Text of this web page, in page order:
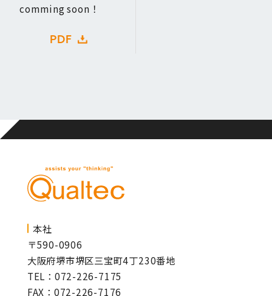
comming soon！
PDF
本社
〒590-0906
大阪府堺市堺区三宝町4丁230番地
TEL：072-226-7175
FAX：072-226-7176